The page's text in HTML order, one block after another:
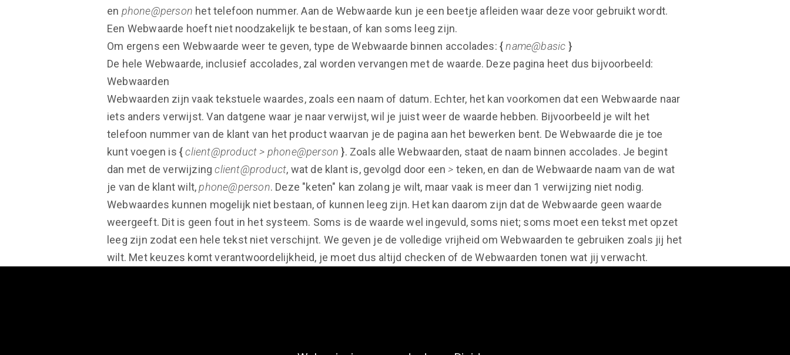
en phone@person het telefoon nummer. Aan de Webwaarde kun je een beetje afleiden waar deze voor gebruikt wordt.
Een Webwaarde hoeft niet noodzakelijk te bestaan, of kan soms leeg zijn.
Om ergens een Webwaarde weer te geven, type de Webwaarde binnen accolades: {name@basic }
De hele Webwaarde, inclusief accolades, zal worden vervangen met de waarde. Deze pagina heet dus bijvoorbeeld:
Webwaarden
Webwaarden zijn vaak tekstuele waardes, zoals een naam of datum. Echter, het kan voorkomen dat een Webwaarde naar
iets anders verwijst. Van datgene waar je naar verwijst, wil je juist weer de waarde hebben. Bijvoorbeeld je wilt het
telefoon nummer van de klant van het product waarvan je de pagina aan het bewerken bent. De Webwaarde die je toe
kunt voegen is { client@product > phone@person }. Zoals alle Webwaarden, staat de naam binnen accolades. Je begint
dan met de verwijzingclient@product, wat de klant is, gevolgd door een> teken, en dan de Webwaarde naam van de wat
je van de klant wilt,phone@person. Deze "keten" kan zolang je wilt, maar vaak is meer dan 1 verwijzing niet nodig.
Webwaardes kunnen mogelijk niet bestaan, of kunnen leeg zijn. Het kan daarom zijn dat de Webwaarde geen waarde
weergeeft. Dit is geen fout in het systeem. Soms is de waarde wel ingevuld, soms niet; soms moet een tekst met opzet
leeg zijn zodat een hele tekst niet verschijnt. We geven je de volledige vrijheid om Webwaarden te gebruiken zoals jij het
wilt. Met keuzes komt verantwoordelijkheid, je moet dus altijd checken of de Webwaarden tonen wat jij verwacht.